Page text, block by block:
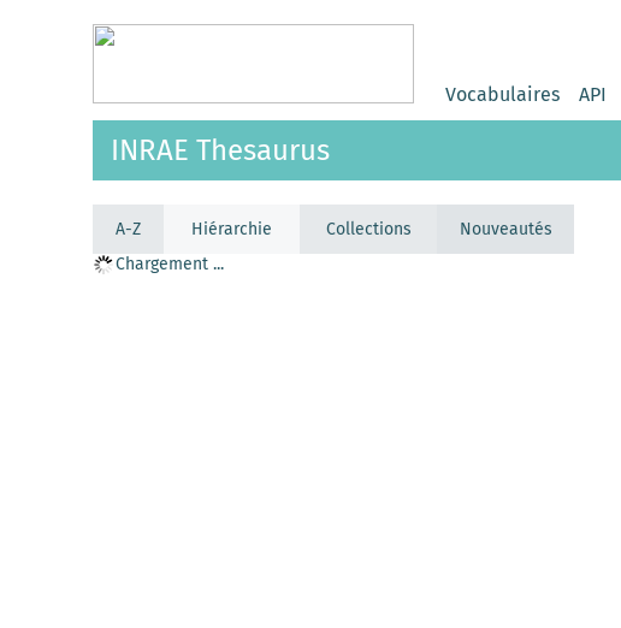
Vocabulaires API
INRAE Thesaurus
A-Z Hiérarchie Collections
Nouveautés
Chargement ...